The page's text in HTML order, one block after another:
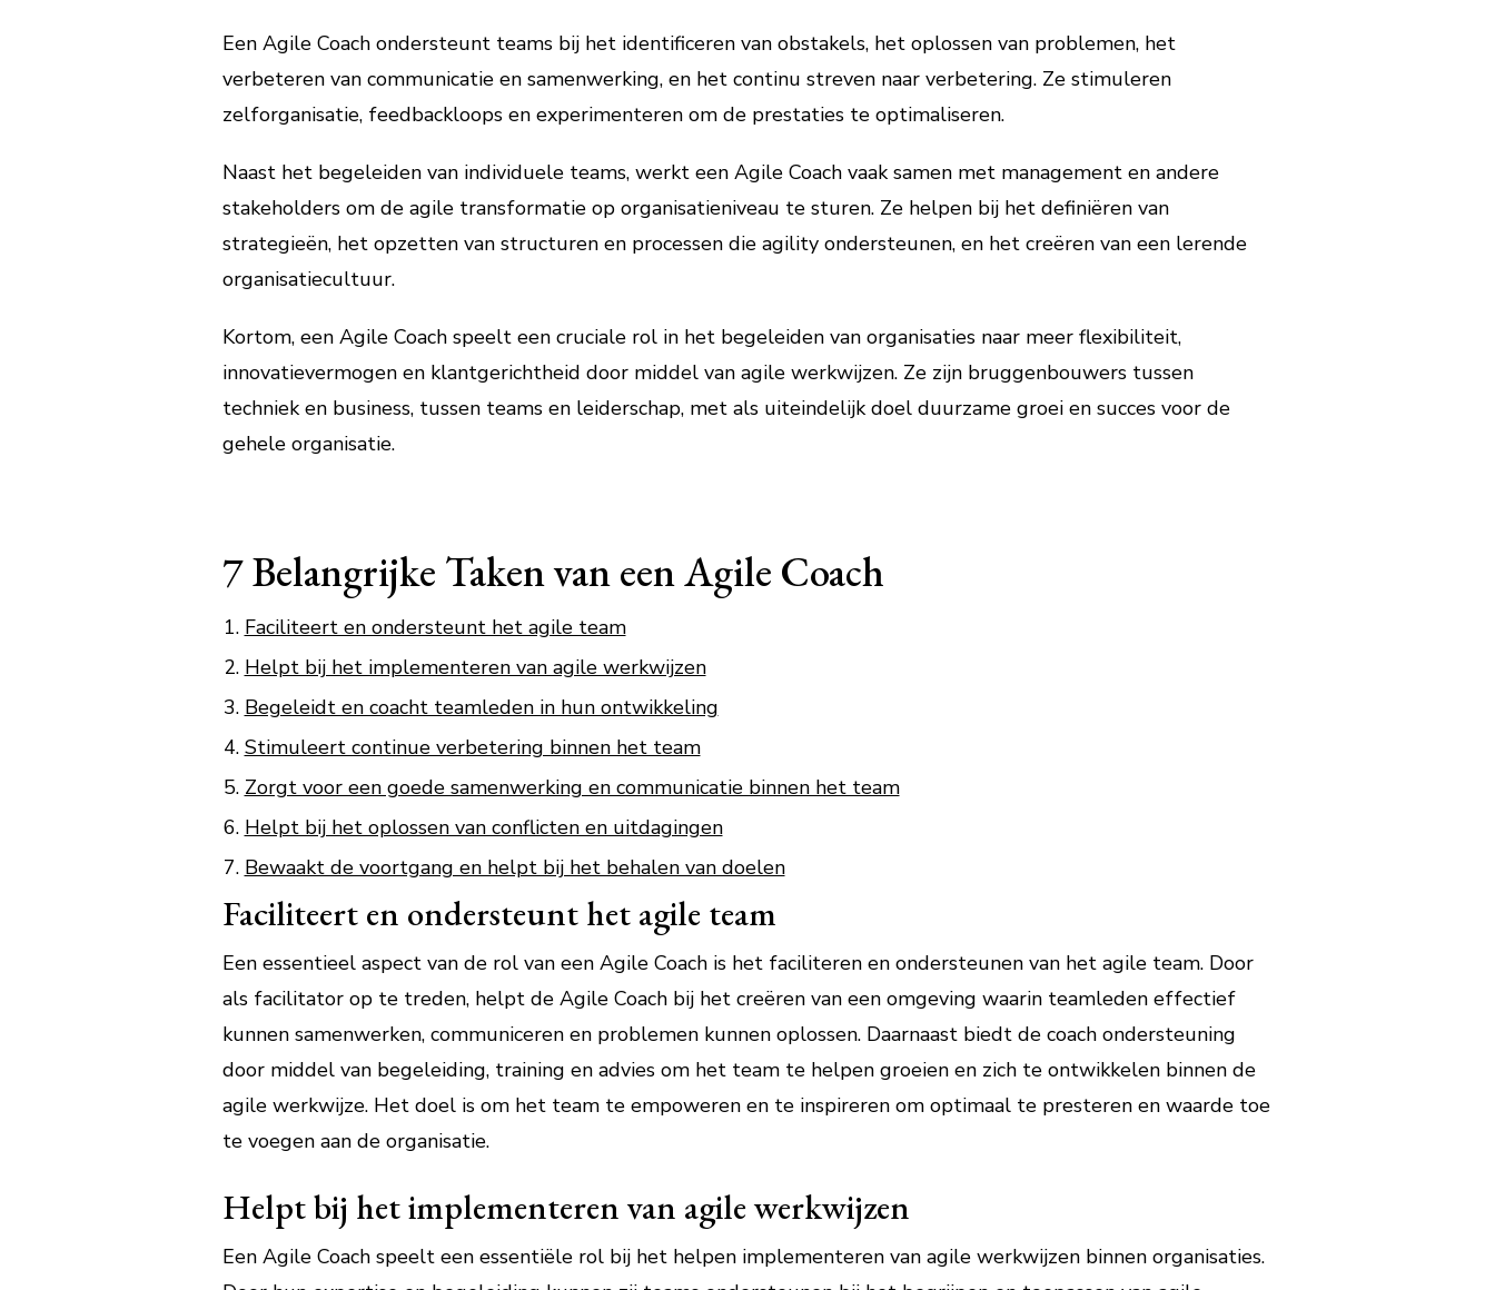
Een Agile Coach ondersteunt teams bij het identificeren van obstakels, het oplossen van problemen, het
verbeteren van communicatie en samenwerking, en het continu streven naar verbetering. Ze stimuleren
zelforganisatie, feedbackloops en experimenteren om de prestaties te optimaliseren.
Naast het begeleiden van individuele teams, werkt een Agile Coach vaak samen met management en andere
stakeholders om de agile transformatie op organisatieniveau te sturen. Ze helpen bij het definiëren van
strategieën, het opzetten van structuren en processen die agility ondersteunen, en het creëren van een lerende
organisatiecultuur.
Kortom, een Agile Coach speelt een cruciale rol in het begeleiden van organisaties naar meer flexibiliteit,
innovatievermogen en klantgerichtheid door middel van agile werkwijzen. Ze zijn bruggenbouwers tussen
techniek en business, tussen teams en leiderschap, met als uiteindelijk doel duurzame groei en succes voor de
gehele organisatie.
7 Belangrijke Taken van een Agile Coach
Faciliteert en ondersteunt het agile team
Helpt bij het implementeren van agile werkwijzen
Begeleidt en coacht teamleden in hun ontwikkeling
Stimuleert continue verbetering binnen het team
Zorgt voor een goede samenwerking en communicatie binnen het team
Helpt bij het oplossen van conflicten en uitdagingen
Bewaakt de voortgang en helpt bij het behalen van doelen
Faciliteert en ondersteunt het agile team
Een essentieel aspect van de rol van een Agile Coach is het faciliteren en ondersteunen van het agile team. Door
als facilitator op te treden, helpt de Agile Coach bij het creëren van een omgeving waarin teamleden effectief
kunnen samenwerken, communiceren en problemen kunnen oplossen. Daarnaast biedt de coach ondersteuning
door middel van begeleiding, training en advies om het team te helpen groeien en zich te ontwikkelen binnen de
agile werkwijze. Het doel is om het team te empoweren en te inspireren om optimaal te presteren en waarde toe
te voegen aan de organisatie.
Helpt bij het implementeren van agile werkwijzen
Een Agile Coach speelt een essentiële rol bij het helpen implementeren van agile werkwijzen binnen organisaties.